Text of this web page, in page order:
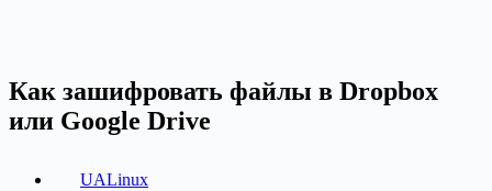
Как зашифровать файлы в Dropbox
или Google Drive
UALinux